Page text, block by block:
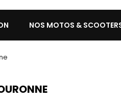
NOS MOTOS &